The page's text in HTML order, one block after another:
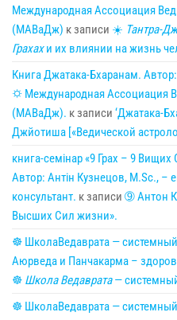
Международная Ассоциация
(МАВаДж) к записи ☀ Тантра-
Грахахи их влиянии на жизнь
Книга Джатака-Бхаранам.
🌣 Международная Ассоциация
(МАВаДж). к записи ‘Джатака-
Джйотиша [«Ведической
книга-семінар «9 Грах – 9
Автор: Антін Кузнецов, M.Sc., –
консультант. к записи ➈ Антон
Высших Сил жизни».
☸ ШколаВедаврата —
Аюрведа и Панчакарма –
☸ Школа Ведаврата—
☸ ШколаВедаврата —